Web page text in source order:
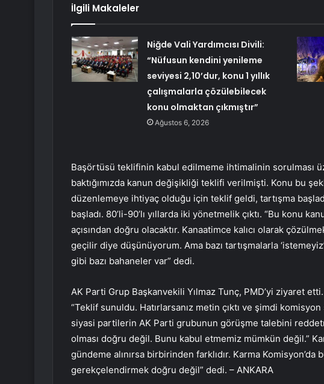
İlgili Makaleler
Niğde Vali Yardımcısı Divili:
“Nüfusun kendini yenileme
seviyesi 2,10’dur, konu 1 yıllık
çalışmalarla çözülebilecek
konu olmaktan çıkmıştır”
Ağustos 6, 2026
Başörtüsü teklifinin kabul edilmeme ihtimalinin sorulması
baktığımızda kanun değişikliği teklifi verilmişti. Konu bu
düzenlemeye ihtiyaç olduğu için teklif geldi, tartışma
başladı. 80’li-90’lı yıllarda iki yönetmelik çıktı. “Bu konu
açısından doğru olacaktır. Kanaatimce kalıcı olarak
geçilir diye düşünüyorum. Ama bazı tartışmalarla
gibi bazı bahaneler var” dedi.
AK Parti Grup Başkanvekili Yılmaz Tunç, PMD’yi ziyaret
“Teklif sunuldu. Hatırlarsanız metin çıktı ve şimdi
siyasi partilerin AK Parti grubunun görüşme talebini
olması doğru değil. Bunu kabul etmemiz mümkün değil.”
gündeme alınırsa birbirinden farklıdır. Karma Komisyon’da
gerekçelendirmek doğru değil” dedi. – ANKARA